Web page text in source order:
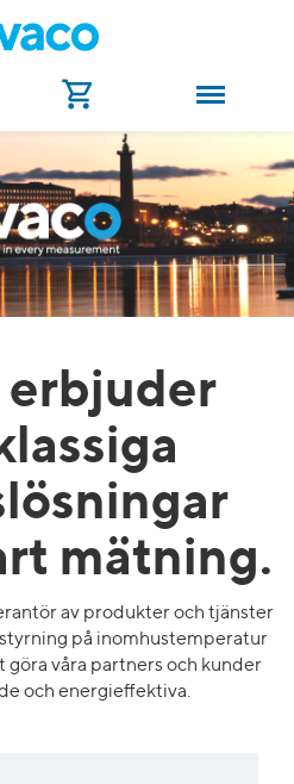
erbjuder
mätning.
av produkter och tjänster
på inomhustemperatur
göra våra partners och kunder
och energieffektiva.